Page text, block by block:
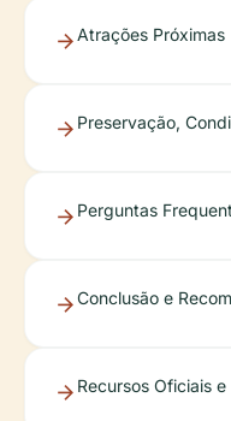
Atrações Próximas
Preservação,
Perguntas
Conclusão e
Recursos Oficiais